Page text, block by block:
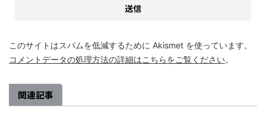
このサイトはスパムを低減するために Akismet を使っています。
コメントデータの処理方法の詳細はこちらをご覧ください。
関連記事